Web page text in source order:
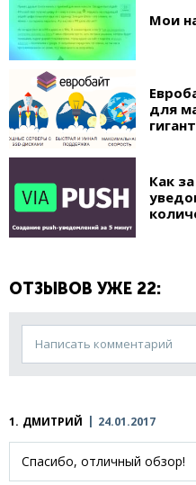
Мои
для
Как
ОТЗЫВОВ УЖЕ 22:
Написать комментарий
1. ДМИТРИЙ 24.01.2017
Спасибо, отличный обзор!